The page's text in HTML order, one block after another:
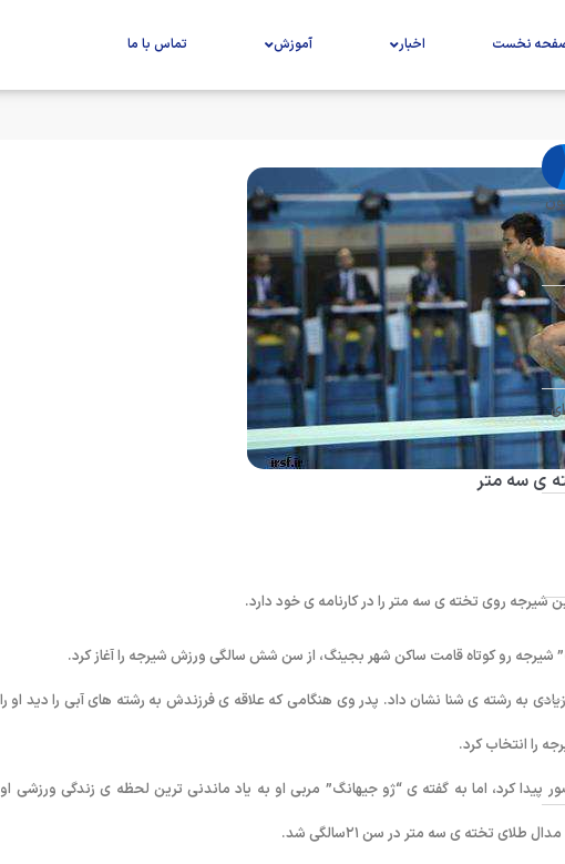
نخست اخبار آموزش تماس با ما
ی سه متر
شیرجه رو کوتاه قامت ساکن شهر بجینگ، از سن شش سالگی ورزش شیرجه را آغاز کرد.
دوران کودکی علاقه ی زیادی به رشته ی شنا نشان داد. پدر وی هنگامی که علاقه ی فرزندش به رشته های آبی را دید او
را انتخاب کرد.
بار حضور پیدا کرد، اما به گفته ی “ژو جیهانگ” مربی او به یاد ماندنی ترین لحظه ی زندگی ورزشی